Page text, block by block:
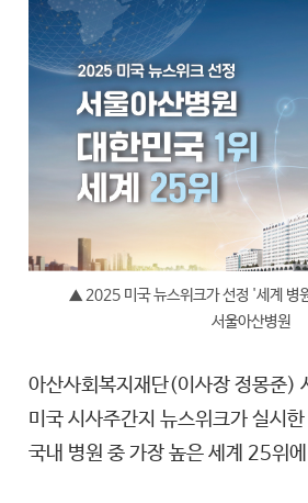
▲ 2025 미국 뉴스위크가 선정 '세계 병
서울아산병원
아산사회복지재단(이사장 정몽준)
미국 시사주간지 뉴스위크가 실시
국내 병원 중 가장 높은 세계 25위